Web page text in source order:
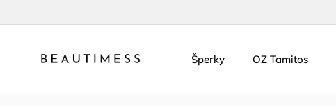
Šperky OZ Tamitos